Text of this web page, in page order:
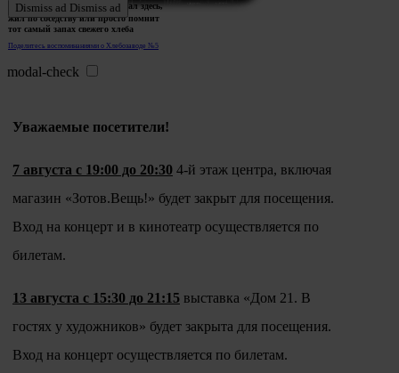
Поделитесь воспоминаниями о Хлебозаводе №5
Ждем истории тех, кто работал здесь,
жил по соседству или просто помнит
тот самый запах свежего хлеба
Dismiss ad Dismiss ad
modal-check
Уважаемые посетители!
7 августа с 19:00 до 20:30 4-й этаж центра, включая
магазин «Зотов.Вещь!» будет закрыт для посещения.
Вход на концерт и в кинотеатр осуществляется по
билетам.
13 августа с 15:30 до 21:15 выставка «Дом 21. В
гостях у художников» будет закрыта для посещения.
Вход на концерт осуществляется по билетам.